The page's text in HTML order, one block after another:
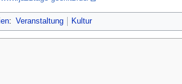
: Veranstaltung Kultur